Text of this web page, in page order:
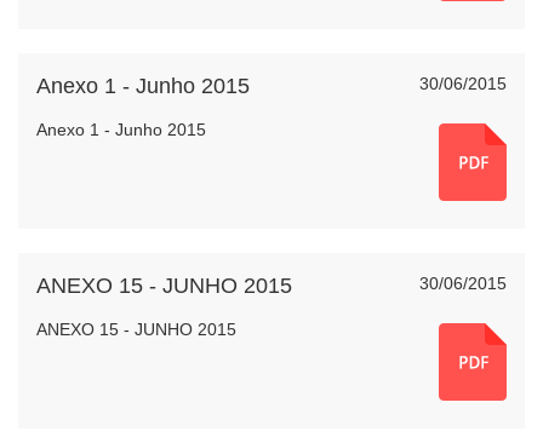
30/06/2015
Anexo 1 - Junho 2015
Anexo 1 - Junho 2015
30/06/2015
ANEXO 15 - JUNHO 2015
ANEXO 15 - JUNHO 2015